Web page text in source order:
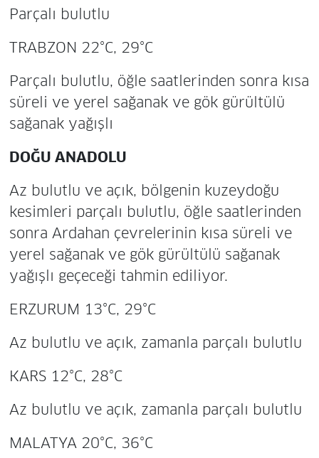
Parçalı bulutlu
TRABZON 22°C, 29°C
Parçalı bulutlu, öğle saatlerinden sonra kısa
süreli ve yerel sağanak ve gök gürültülü
sağanak yağışlı
DOĞU ANADOLU
Az bulutlu ve açık, bölgenin kuzeydoğu
kesimleri parçalı bulutlu, öğle saatlerinden
sonra Ardahan çevrelerinin kısa süreli ve
yerel sağanak ve gök gürültülü sağanak
yağışlı geçeceği tahmin ediliyor.
ERZURUM 13°C, 29°C
Az bulutlu ve açık, zamanla parçalı bulutlu
KARS 12°C, 28°C
Az bulutlu ve açık, zamanla parçalı bulutlu
MALATYA 20°C, 36°C